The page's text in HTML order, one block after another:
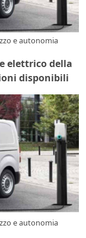
e autonomia
elettrico della
disponibili
e autonomia